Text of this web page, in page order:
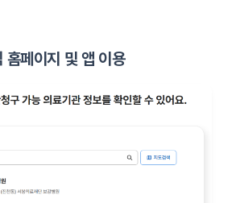
홈페이지 및 앱 이용